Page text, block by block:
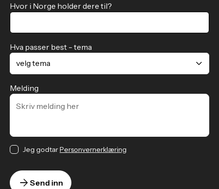
Hvor i Norge holder dere til?
Hva passer best - tema
Melding
Jeg godtarPersonvernerklæring
Send inn